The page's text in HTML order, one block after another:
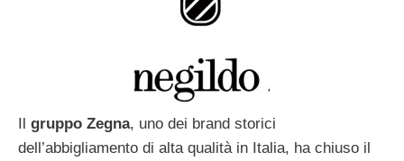
Il gruppo Zegna, uno dei brand storici
dell’abbigliamento di alta qualità in Italia, ha chiuso il